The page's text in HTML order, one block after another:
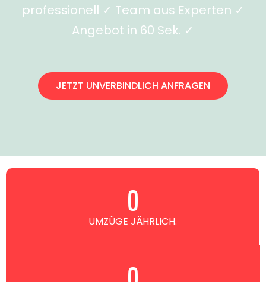
professionell ✓ Team aus Experten ✓
Angebot in 60 Sek. ✓
JETZT UNVERBINDLICH ANFRAGEN
UMZÜGE JÄHRLICH.
0